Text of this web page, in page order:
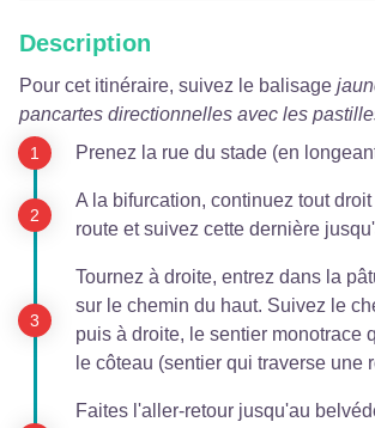
Description
Pour cet itinéraire, suivez le balisage
pancartes directionnelles avec les
Prenez la rue du stade (en
A la bifurcation, continuez tout
route et suivez cette dernière
Tournez à droite, entrez dans la
sur le chemin du haut. Suivez le
puis à droite, le sentier monotrace
le côteau (sentier qui traverse une
Faites l'aller-retour jusqu'au